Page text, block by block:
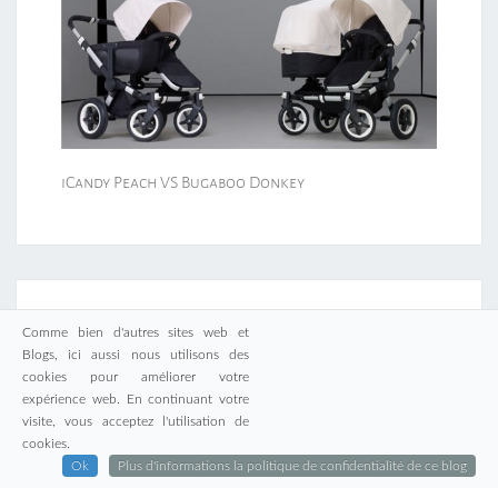
iCandy Peach VS Bugaboo Donkey
ET SI ON PARLAIT DE…
Album CD Amiga anniversaire années 80
Commodore 64Cyborg Jeff
Enfants Facebook Famille Films Final
Comme bien d'autres sites web et
Blogs, ici aussi nous utilisons des
cookies pour améliorer votre
expérience web. En continuant votre
visite, vous acceptez l'utilisation de
cookies.
Ok
Plus d'informations la politique de confidentialité de ce blog